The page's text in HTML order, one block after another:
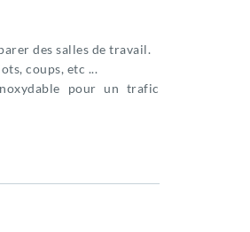
des salles de travail.
coups, etc ...
pour un trafic